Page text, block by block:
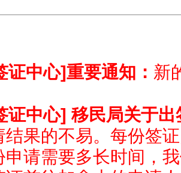
证中心]重要通知： 新
证中心] 移民局关于
结果的不易。每份签
申请需要多长时间，